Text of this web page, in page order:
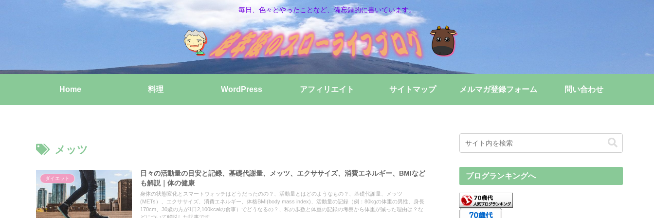
毎日、色々とやったことなど、備忘録的に書いています。
Home 料理 WordPress アフィリエイト サイトマップ メルマガ登録フォーム 問い合わせ
メッツ
ダイエット
日々の活動量の目安と記録、基礎代謝量、メッツ、エクササイズ、消費エネルギー、BMIなど
も解説｜体の健康
身体の状態変化とスマートウォッチはどうだったのの？、活動量とはどのようなもの？、基礎代謝量、メッツ
(METs）、エクササイズ、消費エネルギー、体格BMI(body mass index)、活動量の記録（例：80kgの体重の男性、身長
170cm、30歳の方が1日2,100kcalの食事）でどうなるの？、私の歩数と体重の記録の考察から体重が減った理由は？な
ブログランキングへ